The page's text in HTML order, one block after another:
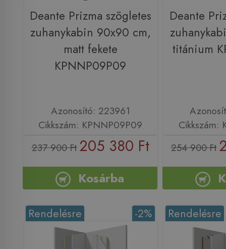
Deante Prizma szögletes
zuhanykabin 90x90 cm,
matt fekete
KPNNP09P09
Azonosító: 223961
Cikkszám: KPNNP09P09
237 900 Ft 205 380 Ft
Kosárba
Deante
titánium
Cikkszám:
254 900 Ft
-2%
Rendelésre Rendelésre